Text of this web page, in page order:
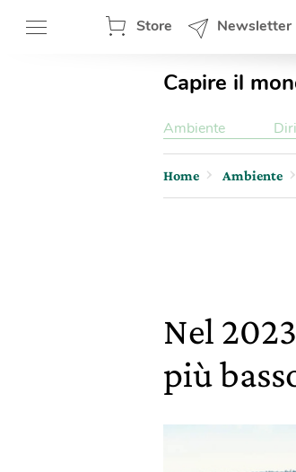
Store Newsletter
Capire il
Ambiente
Home Ambiente
Nel
più